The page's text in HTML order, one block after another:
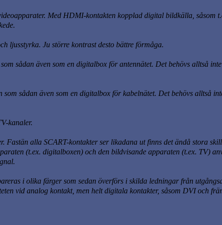
Med HDMI-kontakten kopplad digital bildkälla, såsom
ljusstyrka. Ju större kontrast desto bättre förmåga.
sådan även som en digitalbox för antennätet. Det behövs alltså
sådan även som en digitalbox för kabelnätet. Det behövs alltså
kanaler.
Fastän alla SCART-kontakter ser likadana ut finns det ändå stora
(t.ex. digitalboxen) och den bildvisande apparaten (t.ex. TV)
i olika färger som sedan överförs i skilda ledningar från
vid analog kontakt, men helt digitala kontakter, såsom DVI och